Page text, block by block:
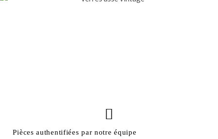
Pièces authentifiées par notre équipe